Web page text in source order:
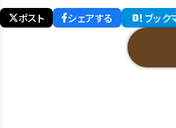
ポスト
シェアする ブック